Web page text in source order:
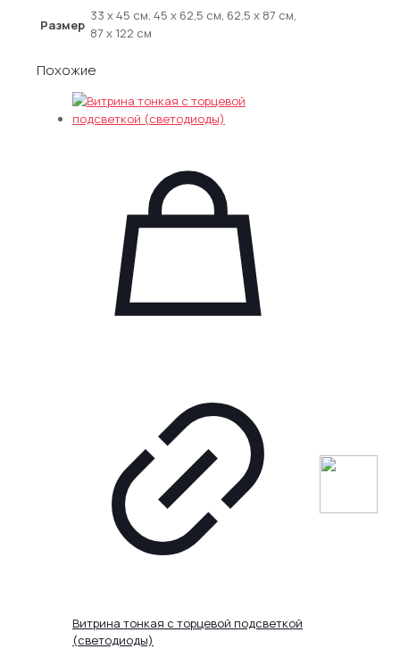
подвесная
Размер
33 x 45 см, 45 x 62,5 см, 62,5 x 87 см,
87 x 122 см
Похожие
Витрина тонкая с торцевой подсветкой
(светодиоды)